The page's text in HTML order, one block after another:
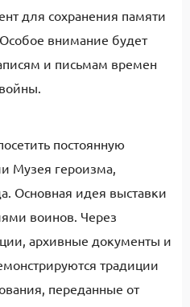
для сохранения памяти
внимание будет
и письмам времен
постоянную
Музея героизма,
Основная идея выставки
воинов. Через
архивные документы и
традиции
переданные от